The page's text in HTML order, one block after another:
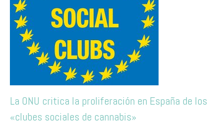
La ONU critica la proliferación en España de los
«clubes sociales de cannabis»